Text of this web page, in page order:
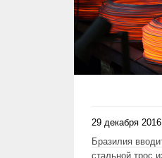
29 декабря 2016
Бразилия
стальной трос